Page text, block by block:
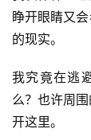
睁开眼睛又
的现实。
我究竟在逃
么？也许周
开这里。